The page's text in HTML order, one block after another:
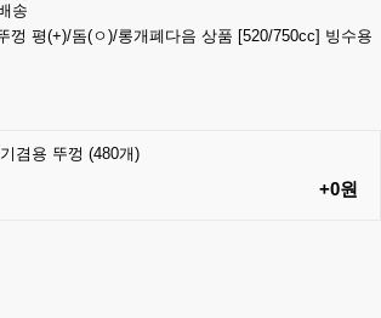
송
껑 평(+)/돔(ㅇ)/롱개폐 다음 상품 [520/750cc] 빙수용
겸용 뚜껑 (480개)
+0원